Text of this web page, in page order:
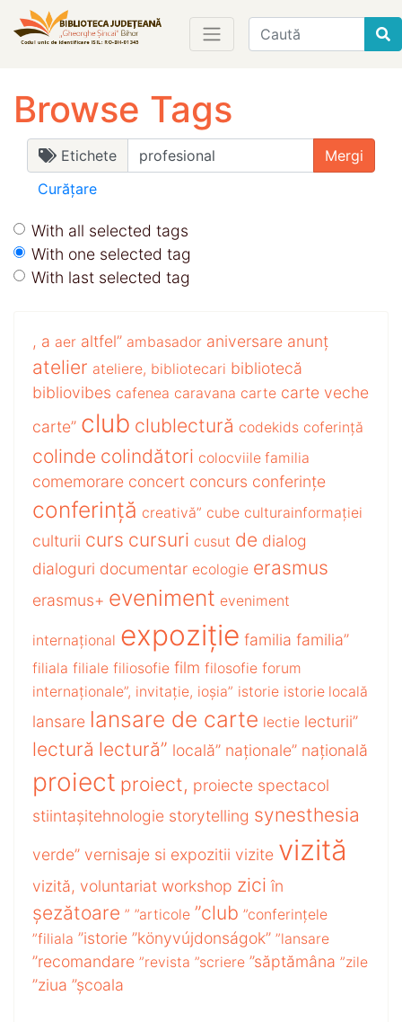
Find
Browse Tags
Etichete
Curățare
With all selected tags
With one selected tag
With last selected tag
, a aer altfel” ambasador aniversare anunț
atelier ateliere, bibliotecari bibliotecă
bibliovibes cafenea caravana carte carte veche
carte” club clublectură codekids coferință
colinde colindători colocviile familia
comemorare concert concurs conferințe
conferință creativă” cube culturainformației
culturii curs cursuri cusut de dialog
dialoguri documentar ecologie erasmus
erasmus+ eveniment eveniment
internațional expoziție familia familia”
filiala filiale filiosofie film filosofie forum
internaționale”, invitație, ioșia” istorie istorie locală
lansare lansare de carte lectie lecturii”
lectură lectură” locală” naționale” națională
proiect proiect, proiecte spectacol
stiintașitehnologie storytelling synesthesia
verde” vernisaje si expozitii vizite vizită
vizită, voluntariat workshop zici în
șezătoare ” ”articole ”club ”conferințele
”filiala ”istorie ”könyvújdonságok” ”lansare
”recomandare ”revista ”scriere ”săptămâna ”zile
”ziua ”școala